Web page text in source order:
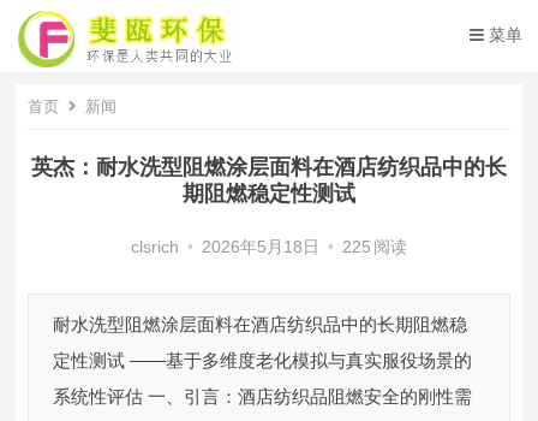
菜单
首页 新闻
英杰：耐水洗型阻燃涂层面料在酒店纺织品中的长
期阻燃稳定性测试
clsrich • 2026年5月18日 • 225 阅读
耐水洗型阻燃涂层面料在酒店纺织品中的长期阻燃稳
定性测试 ——基于多维度老化模拟与真实服役场景的
系统性评估 一、引言：酒店纺织品阻燃安全的刚性需